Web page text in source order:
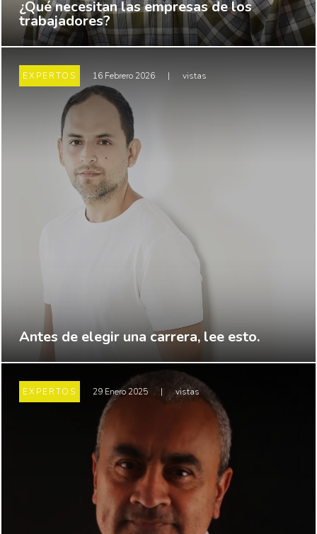
¿Qué necesitan las empresas de los
trabajadores?
EXPERTOS 16 Febrero 2026 | vistas
Antes de elegir una carrera, lee esto.
EXPERTOS 29 Enero 2025 | vistas